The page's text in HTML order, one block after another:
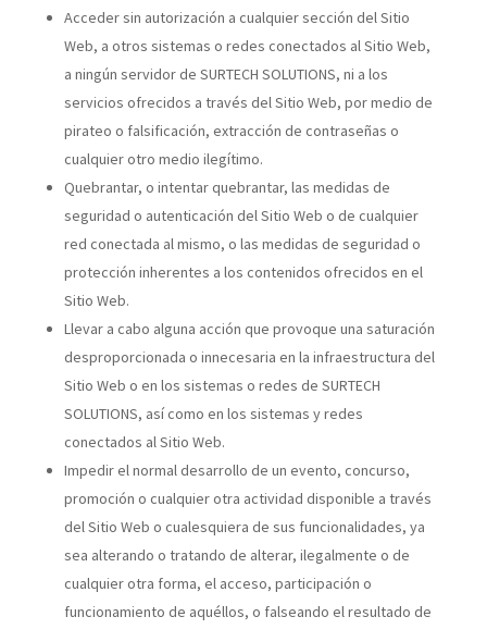
Acceder sin autorización a cualquier sección del Sitio
Web, a otros sistemas o redes conectados al Sitio Web,
a ningún servidor de SURTECH SOLUTIONS, ni a los
servicios ofrecidos a través del Sitio Web, por medio de
pirateo o falsificación, extracción de contraseñas o
cualquier otro medio ilegítimo.
Quebrantar, o intentar quebrantar, las medidas de
seguridad o autenticación del Sitio Web o de cualquier
red conectada al mismo, o las medidas de seguridad o
protección inherentes a los contenidos ofrecidos en el
Sitio Web.
Llevar a cabo alguna acción que provoque una saturación
desproporcionada o innecesaria en la infraestructura del
Sitio Web o en los sistemas o redes de SURTECH
SOLUTIONS, así como en los sistemas y redes
conectados al Sitio Web.
Impedir el normal desarrollo de un evento, concurso,
promoción o cualquier otra actividad disponible a través
del Sitio Web o cualesquiera de sus funcionalidades, ya
sea alterando o tratando de alterar, ilegalmente o de
cualquier otra forma, el acceso, participación o
funcionamiento de aquéllos, o falseando el resultado de